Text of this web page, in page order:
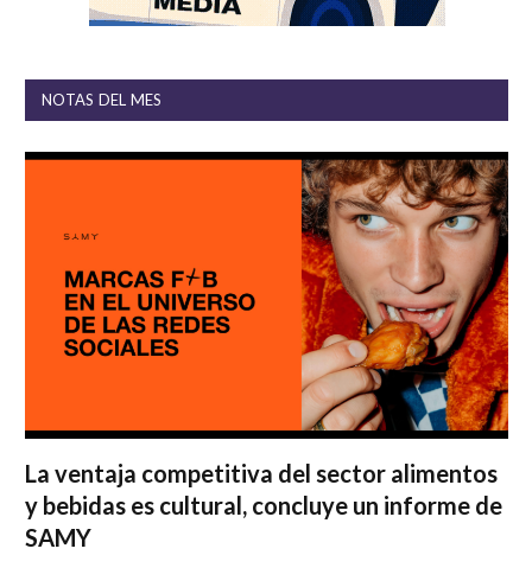
NOTAS DEL MES
La ventaja competitiva del sector alimentos
y bebidas es cultural, concluye un informe de
SAMY